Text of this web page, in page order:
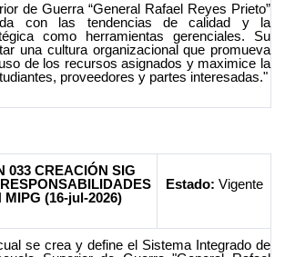
de Guerra “General Rafael Reyes Prieto”
con las tendencias de calidad y la
como herramientas gerenciales. Su
una cultura organizacional que promueva
de los recursos asignados y maximice la
proveedores y partes interesadas."
033 CREACIÓN SIG
MIPG (16-jul-2026)
Estado: Vigente
se crea y define el Sistema Integrado de